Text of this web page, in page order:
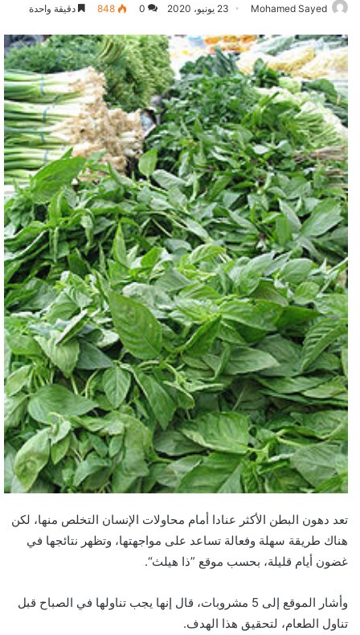
Mohamed Sayed 23 يونيو، 2020 0
848 دقيقة واحدة
تعد دهون البطن الأكثر عنادا أمام محاولات الإنسان التخلص منها، لكن
هناك طريقة سهلة وفعالة تساعد على مواجهتها، وتظهر نتائجها في
غضون أيام قليلة، بحسب موقع ”ذا هيلث“.
وأشار الموقع إلى 5 مشروبات، قال إنها يجب تناولها في الصباح قبل
تناول الطعام، لتحقيق هذا الهدف.